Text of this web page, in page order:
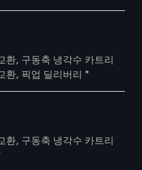
환, 구동축 냉각수 카트리
환, 픽업 딜리버리 *
환, 구동축 냉각수 카트리